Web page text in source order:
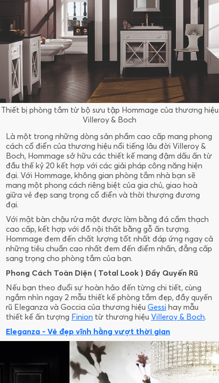
Thiết bị phòng tắm từ bộ sưu tập Hommage của thương hiệu
Villeroy & Boch
Là một trong những dòng sản phẩm cao cấp mang phong
cách cổ điển của thương hiệu nổi tiếng lâu đời Villeroy &
Boch, Hommage sở hữu các thiết kế mang đậm dấu ấn từ
đầu thế kỷ 20 kết hợp với các giải pháp công năng hiện
đại. Với Hommage, không gian phòng tắm nhà bạn sẽ
mang một phong cách riêng biệt của gia chủ, giao hoà
giữa vẻ đẹp sang trọng cổ điển và thời thượng đương
đại.
Với mặt bàn chậu rửa mặt được làm bằng đá cẩm thạch
cao cấp, kết hợp với đồ nội thất bằng gỗ ấn tượng.
Hommage đem đến chất lượng tốt nhất đáp ứng ngay cả
những tiêu chuẩn cao nhất đem đến điểm nhấn, đẳng cấp
sang trọng cho phòng tắm của bạn.
Phong Cách Toàn Diện ( Total Look ) Đầy Quyến Rũ
Nếu bạn theo đuổi sự hoàn hảo đến từng chi tiết, cùng
ngắm nhìn ngay 2 mẫu thiết kế phòng tắm đẹp, đầy quyến
rũ Eleganza và Goccia của thương hiệu Gessi hay mẫu
thiết kế ấn tượng Finion từ thương hiệu Villeroy & Boch.
Eleganza - Vẻ đẹp vĩnh hằng vượt thời gian